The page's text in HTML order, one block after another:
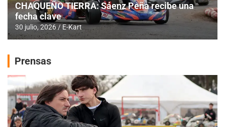
CHAQUEÑO TIERRA: Sáenz Peña recibe una
fecha clave
30 julio, 2026 E-Kart
Prensas